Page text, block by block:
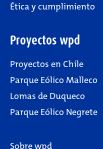
Ética y cumplimiento
Proyectos wpd
Proyectos en Chile
Parque Eólico Malleco
Lomas de Duqueco
Parque Eólico Negrete
Sobre wpd